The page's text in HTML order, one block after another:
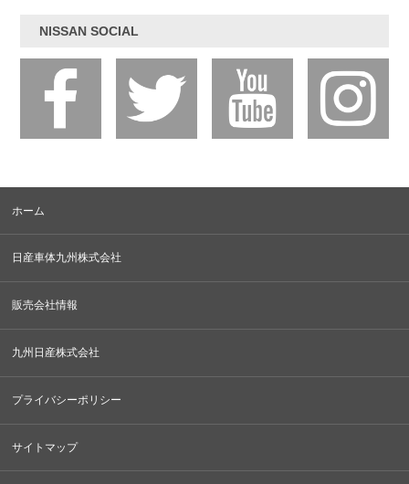
NISSAN SOCIAL
ホーム
日産車体九州株式会社
販売会社情報
九州日産株式会社
プライバシーポリシー
サイトマップ